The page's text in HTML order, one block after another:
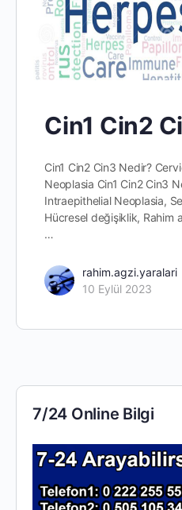
Cin1 Cin2
Cin1 Cin2 Cin3 Nedir?
Neoplasia Cin1 Cin2 Cin3
Intraepithelial Neoplasia,
Hücresel değişiklik, Rahim
…
rahim.agzi.yaralari
10 Eylül 2023
7/24 Online Bilgi